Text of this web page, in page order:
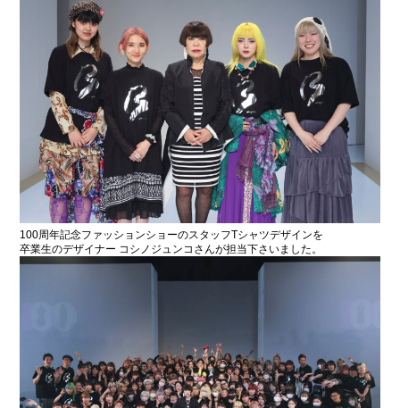
100周年記念ファッションショーのスタッフTシャツデザインを
卒業生のデザイナー コシノジュンコさんが担当下さいました。